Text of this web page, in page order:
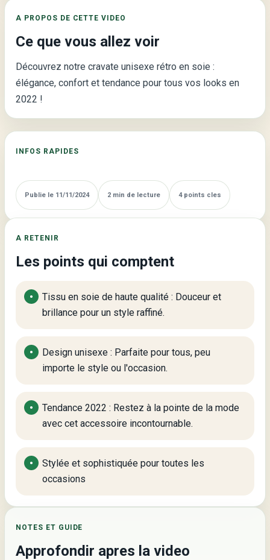
Rétro
Soie
A PROPOS DE CETTE VIDEO
Ce que vous allez voir
Découvrez notre cravate unisexe rétro en soie :
élégance, confort et tendance pour tous vos looks en
2022 !
INFOS RAPIDES
Publie le 11/11/2024 2 min de lecture 4 points cles
A RETENIR
Les points qui comptent
Tissu en soie de haute qualité : Douceur et
brillance pour un style raffiné.
Design unisexe : Parfaite pour tous, peu
importe le style ou l'occasion.
Tendance 2022 : Restez à la pointe de la mode
avec cet accessoire incontournable.
Stylée et sophistiquée pour toutes les
occasions
NOTES ET GUIDE
Approfondir apres la video